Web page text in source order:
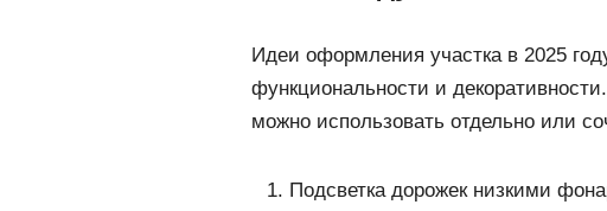
Идеи оформления участка в 2025
функциональности и
можно использовать отдельно или
Подсветка дорожек низкими